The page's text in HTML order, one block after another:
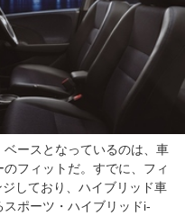
ースとなっているのは、車
フィットだ。すでに、フィ
しており、ハイブリッド車
ポーツ・ハイブリッドi-